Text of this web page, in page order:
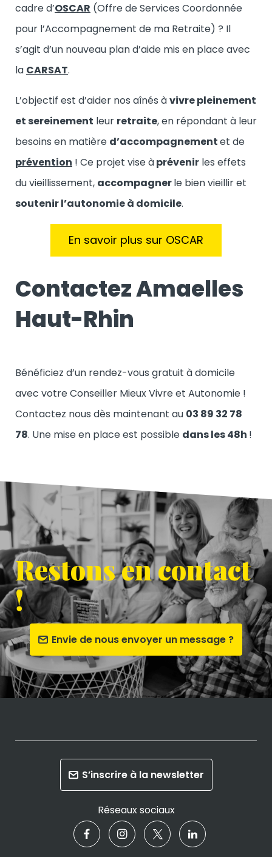
cadre d’OSCAR (Offre de Services Coordonnée
pour l’Accompagnement de ma Retraite) ? Il
s’agit d’un nouveau plan d’aide mis en place avec
la CARSAT.
L’objectif est d’aider nos aînés àvivre pleinement
et sereinement leur retraite, en répondant à leur
besoins en matière d’accompagnementet de
prévention ! Ce projet vise àprévenir les effets
du vieillissement, accompagnerle bien vieillir et
soutenir l’autonomie à domicile.
En savoir plus sur OSCAR
Contactez Amaelles
Haut-Rhin
Bénéficiez d’un rendez-vous gratuit à domicile
avec votre Conseiller Mieux Vivre et Autonomie !
Contactez nous dès maintenant au 03 89 32 78
78. Une mise en place est possible dans les 48h !
Restons en contact
!
Envie de nous envoyer un message ?
S’inscrire à la newsletter
Réseaux sociaux